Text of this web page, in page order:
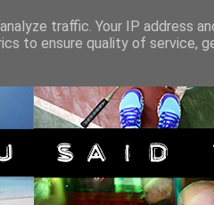
traffic. Your IP address
to ensure quality of service,